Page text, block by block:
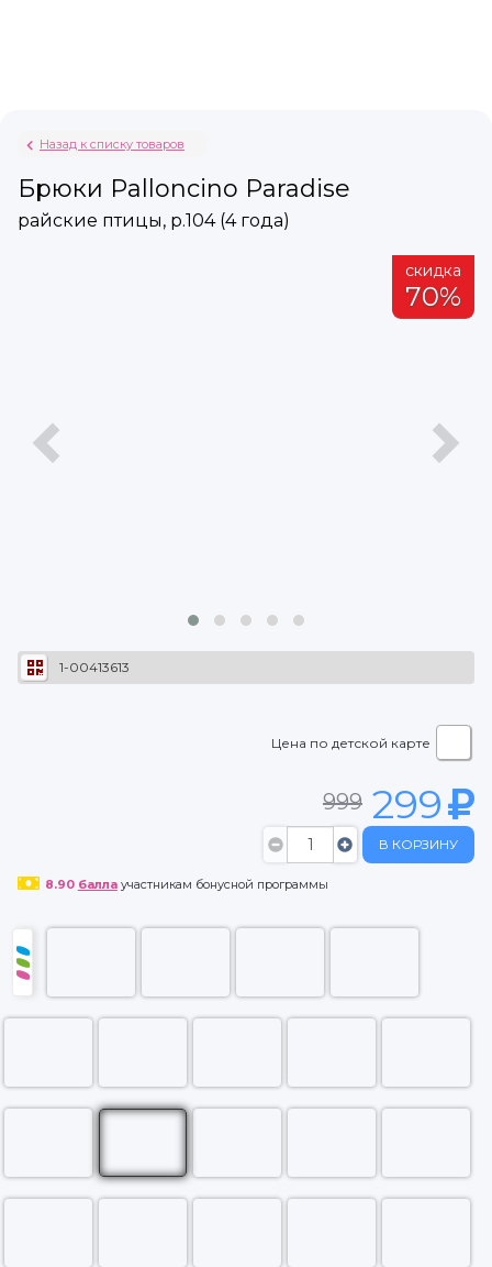
Назад к списку товаров
Брюки Palloncino Paradise
райские птицы, р.104 (4 года)
скидка
70%
1-00413613
Цена по детской карте
999 299
В КОРЗИНУ
8.90 баллаучастникам бонусной программы